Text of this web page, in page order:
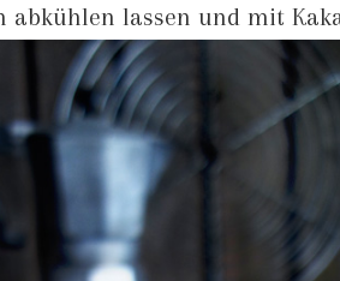
abkühlen lassen und mit